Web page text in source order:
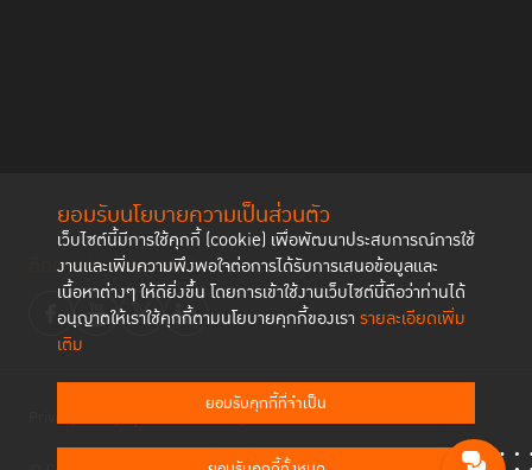
ยอมรับนโยบายความเป็นส่วนตัว
เว็บไซต์นี้มีการใช้คุกกี้ (cookie) เพื่อพัฒนาประสบการณ์การใช้
งานและเพิ่มความพึงพอใจต่อการได้รับการเสนอข้อมูลและ
เนื้อหาต่างๆ ให้ดียิ่งขึ้น โดยการเข้าใช้งานเว็บไซต์นี้ถือว่าท่านได้
อนุญาตให้เราใช้คุกกี้ตามนโยบายคุกกี้ของเรา รายละเอียดเพิ่ม
เติม
ยอมรับคุกกี้ที่จำเป็น
ติดตามช่องทาง social
Privacy Policy Cookies Policy